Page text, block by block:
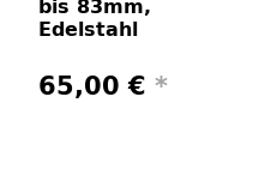
bis 83mm,
Edelstahl
65,00 € *